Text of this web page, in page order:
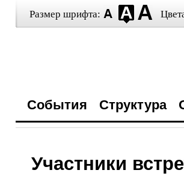
Размер шрифта:
События Структура
Участники